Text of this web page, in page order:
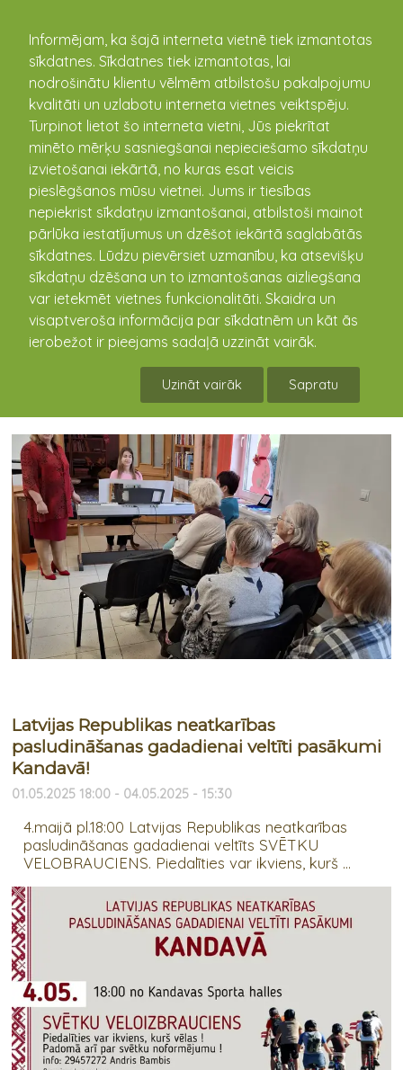
Informējam, ka šajā interneta vietnē tiek izmantotas
sīkdatnes. Sīkdatnes tiek izmantotas, lai
nodrošinātu klientu vēlmēm atbilstošu pakalpojumu
kvalitāti un uzlabotu interneta vietnes veiktspēju.
Turpinot lietot šo interneta vietni, Jūs piekrītat
minēto mērķu sasniegšanai nepieciešamo sīkdatņu
izvietošanai iekārtā, no kuras esat veicis
pieslēgšanos mūsu vietnei. Jums ir tiesības
nepiekrist sīkdatņu izmantošanai, atbilstoši mainot
pārlūka iestatījumus un dzēšot iekārtā saglabātās
sīkdatnes. Lūdzu pievērsiet uzmanību, ka atsevišķu
sīkdatņu dzēšana un to izmantošanas aizliegšana
var ietekmēt vietnes funkcionalitāti. Skaidra un
visaptveroša informācija par sīkdatnēm un kāt ās
ierobežot ir pieejams sadaļā uzzināt vairāk.
Uzināt vairāk Sapratu
kandava.lv
Aktualitātes
Kandavas pilsētas bibliotēkā kuplā pulkā
sanāca lasītāju klubiņš uz kārtējo pasākumu
"Pavasara noskaņās"
24.04.2025
23.aprīlī Kandavas pilsētas bibliotēkā kuplā pulkā
"Pavasara noskaņās". Šoreiz viesojās Elīna Bērziņa no
Latvijas Republikas neatkarības
pasludināšanas gadadienai veltīti pasākumi
Kandavā!
01.05.2025 18:00 - 04.05.2025 - 15:30
4.maijā pl.18:00 Latvijas Republikas neatkarības
pasludināšanas gadadienai veltīts SVĒTKU
VELOBRAUCIENS. Piedalīties var ikviens, kurš ...